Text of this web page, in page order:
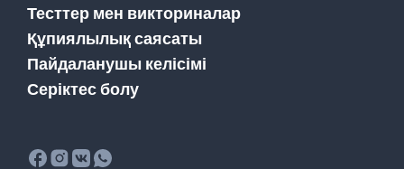
Тесттер мен викториналар
Құпиялылық саясаты
Пайдаланушы келісімі
Серіктес болу